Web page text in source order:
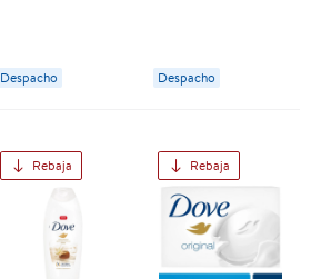
Despacho Despacho
Rebaja Rebaja